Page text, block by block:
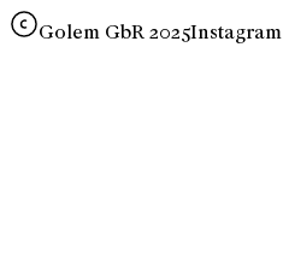
Golem GbR 2025Instagram